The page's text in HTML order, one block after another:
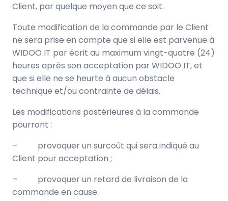
Client, par quelque moyen que ce soit.
Toute modification de la commande par le Client
ne sera prise en compte que si elle est parvenue à
WIDOO IT par écrit au maximum vingt-quatre (24)
heures après son acceptation par WIDOO IT, et
que si elle ne se heurte à aucun obstacle
technique et/ou contrainte de délais.
Les modifications postérieures à la commande
pourront :
– provoquer un surcoût qui sera indiqué au
Client pour acceptation ;
– provoquer un retard de livraison de la
commande en cause.